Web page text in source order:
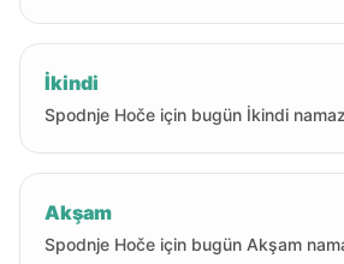
İkindi
Spodnje Hoče için bugün İkindi
Akşam
Spodnje Hoče için bugün Akşam